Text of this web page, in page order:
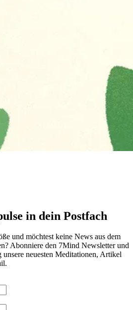
in dein Postfach
und möchtest keine News aus dem
Abon­niere den 7Mind News­let­ter und
neuesten Meditationen, Artikel